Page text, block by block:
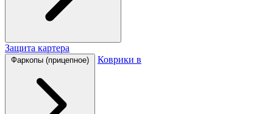
Защита картера
Фаркопы (прицепное) Коврики в